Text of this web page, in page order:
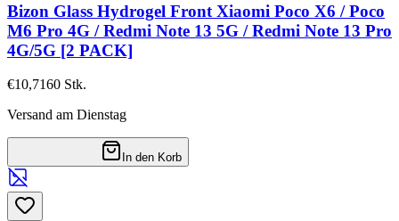
Bizon Glass Hydrogel Front Xiaomi Poco X6 / Poco
M6 Pro 4G / Redmi Note 13 5G / Redmi Note 13 Pro
4G/5G [2 PACK]
€10,7160 Stk.
Versand am Dienstag
In den Korb